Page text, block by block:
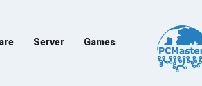
Server Games